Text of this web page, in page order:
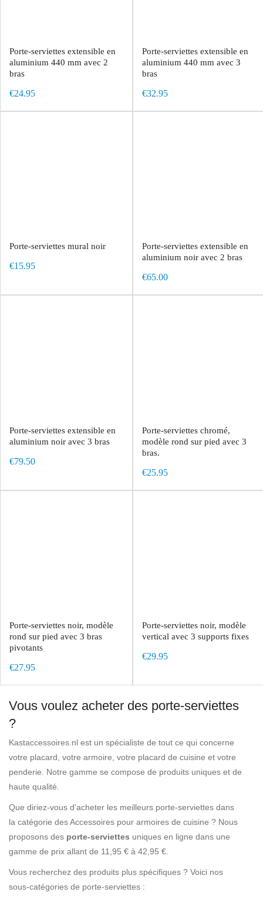
Vous voulez acheter des porte-serviettes
?
Kastaccessoires.nl est un spécialiste de tout ce qui concerne
votre placard, votre armoire, votre placard de cuisine et votre
penderie. Notre gamme se compose de produits uniques et de
haute qualité.
Que diriez-vous d'acheter les meilleurs porte-serviettes dans
la catégorie des Accessoires pour armoires de cuisine ? Nous
proposons des porte-serviettes uniques en ligne dans une
gamme de prix allant de 11,95 € à 42,95 €.
Vous recherchez des produits plus spécifiques ? Voici nos
sous-catégories de porte-serviettes :
Porte-serviettes extensible en
aluminium 440 mm avec 2
bras
€24.95
Porte-serviettes extensible en
aluminium 440 mm avec 3
bras
€32.95
Porte-serviettes mural noir
€15.95
Porte-serviettes extensible en
aluminium noir avec 2 bras
€65.00
Porte-serviettes extensible en
aluminium noir avec 3 bras
€79.50
Porte-serviettes chromé,
modèle rond sur pied avec 3
bras.
€25.95
Porte-serviettes noir, modèle
rond sur pied avec 3 bras
pivotants
€27.95
Porte-serviettes noir, modèle
vertical avec 3 supports fixes
€29.95